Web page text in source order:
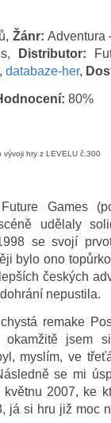
Žánr: Adventura
Distributor:
, databaze-her,
80%
hry z LEVELU č.300
Games
udělaly
se svojí
bylo ono
českých
nepustila.
remake
jsem
myslím, ve
se mi
2007, ke
já si hru již moc